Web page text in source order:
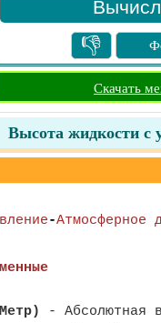
👎
Скачать
Высота жидкости с
-Атмосферное
- Абсолютная